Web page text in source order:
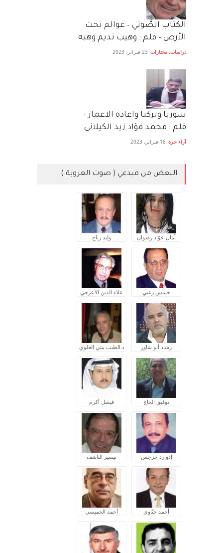
الكتاب الصَّوتي – عوالم تحت
الأرض – قلم : وهيب نديم وهبه
دراسات, مختارات 23 فبراير، 2023
سوريا وتركيا واعادة الاعمار –
قلم : محمد فؤاد زيد الكيلاني
آراء حرة 18 فبراير، 2023
البعض من مبدعي ( صوت العروبة )
آمال عوّاد رضوان وليد رباح
جيمس زغبي علاء الدين الأعرجي
رشاد أبو شاور د.الطيب بيتي العلوي
توفيق الحاج فيصل أكرم
إدوارد جرجس تيسير الناشف
أحمد ختّاوي أحمد الخميسي